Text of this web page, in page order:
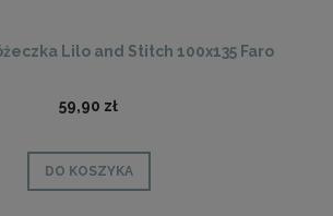
Lilo and Stitch 100x135 Faro
59,90 zł
DO KOSZYKA